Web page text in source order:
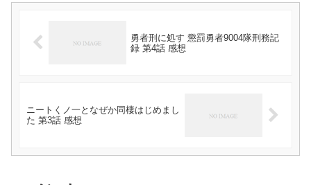
勇者刑に処す 懲罰勇者9004隊刑務記
録 第4話 感想
ニートくノ一となぜか同棲はじめまし
た 第3話 感想